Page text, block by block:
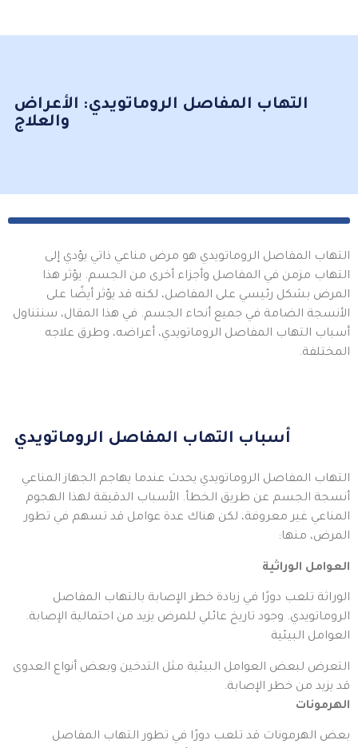
التهاب المفاصل الروماتويدي: الأعراض
والعلاج
التهاب المفاصل الروماتويدي هو مرض مناعي ذاتي يؤدي إلى
التهاب مزمن في المفاصل وأجزاء أخرى من الجسم. يؤثر هذا
المرض بشكل رئيسي على المفاصل، لكنه قد يؤثر أيضًا على
الأنسجة الضامة في جميع أنحاء الجسم. في هذا المقال، سنتناول
أسباب التهاب المفاصل الروماتويدي، أعراضه، وطرق علاجه
المختلفة.
أسباب التهاب المفاصل الروماتويدي
التهاب المفاصل الروماتويدي يحدث عندما يهاجم الجهاز المناعي
أنسجة الجسم عن طريق الخطأ. الأسباب الدقيقة لهذا الهجوم
المناعي غير معروفة، لكن هناك عدة عوامل قد تسهم في تطور
المرض، منها:
العوامل الوراثية
الوراثة تلعب دورًا في زيادة خطر الإصابة بالتهاب المفاصل
الروماتويدي. وجود تاريخ عائلي للمرض يزيد من احتمالية الإصابة.
العوامل البيئية
التعرض لبعض العوامل البيئية مثل التدخين وبعض أنواع العدوى
قد يزيد من خطر الإصابة.
الهرمونات
بعض الهرمونات قد تلعب دورًا في تطور التهاب المفاصل